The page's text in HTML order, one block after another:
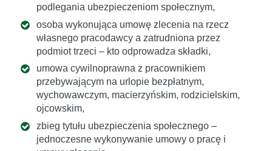
podlegania ubezpieczeniom społecznym,
osoba wykonująca umowę zlecenia na rzecz
własnego pracodawcy a zatrudniona przez
podmiot trzeci – kto odprowadza składki,
umowa cywilnoprawna z pracownikiem
przebywającym na urlopie bezpłatnym,
wychowawczym, macierzyńskim, rodzicielskim,
ojcowskim,
zbieg tytułu ubezpieczenia społecznego –
jednoczesne wykonywanie umowy o pracę i